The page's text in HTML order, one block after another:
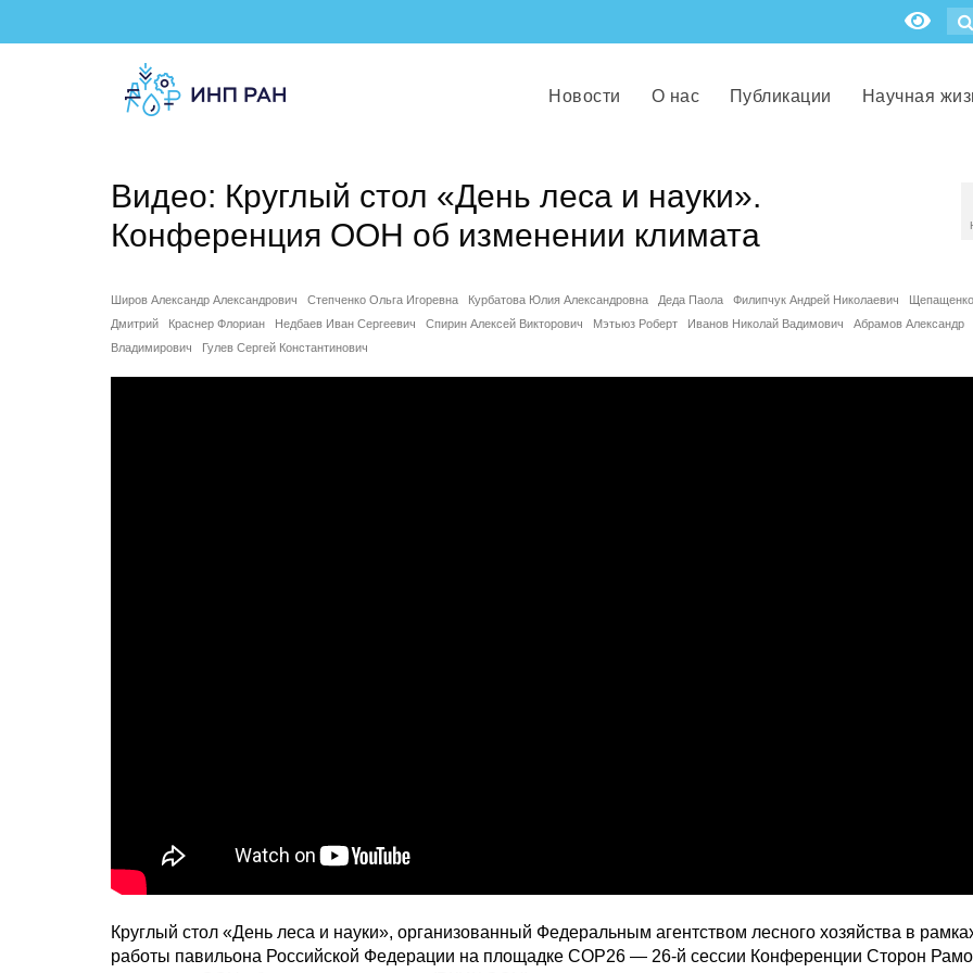
Новости О нас Публикации Научная
Видео: Круглый стол «День леса и науки».
Конференция ООН об изменении климата
Широв Александр Александрович Степченко Ольга Игоревна Курбатова Юлия Александровна Деда Паола Филипчук Андрей Николаевич
Щепащенко
Дмитрий
Краснер Флориан Недбаев Иван Сергеевич Спирин Алексей Викторович Мэтьюз Роберт Иванов Николай Вадимович
Абрамов Александр
Владимирович
Гулев Сергей Константинович
Круглый стол «День леса и науки», организованный Федеральным агентством лесного хозяйства в
работы павильона Российской Федерации на площадке COP26 — 26-й сессии Конференции Сторон